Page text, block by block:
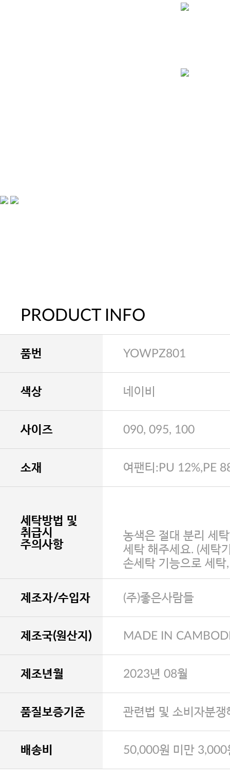
PRODUCT INFO
품번 YOWPZ801
색상 네이비
사이즈 090, 095, 100
소재 여팬티:PU 12%,PE
세탁방법 및
취급시
주의사항
농색은 절대 분리 세
세탁 해주세요. (세탁
손세탁 기능으로 세탁
제조자/수입자 (주)좋은사람들
제조국(원산지) MADE IN
제조년월 2023년 08월
품질보증기준 관련법 및 소비자분
배송비 50,000원 미만 3,000